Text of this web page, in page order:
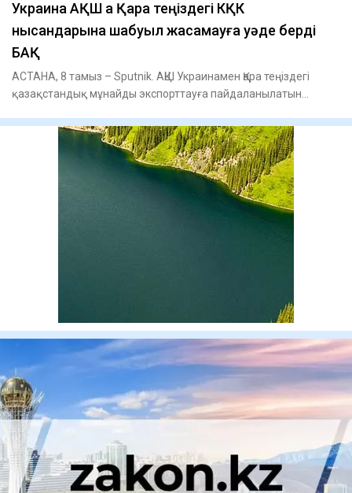
Украина АҚШ қа Қара теңіздегі КҚК
нысандарына шабуыл жасамауға уәде берді
БАҚ
АСТАНА, 8 тамыз – Sputnik. АҚШ Украинамен Қара теңіздегі
қазақстандық мұнайды экспорттауға пайдаланылатын